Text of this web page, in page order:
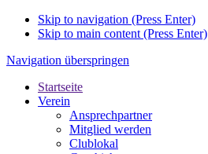
Skip to navigation (Press Enter)
Skip to main content (Press Enter)
Navigation überspringen
Startseite
Verein
Ansprechpartner
Mitglied werden
Clublokal